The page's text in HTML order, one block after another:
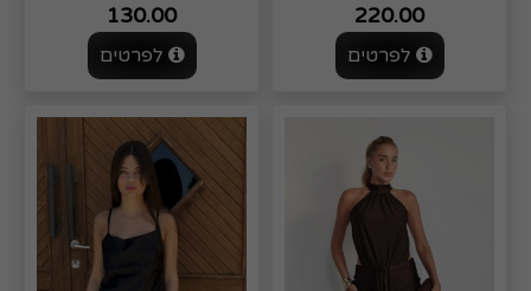
220.00
לפרטים
130.00
לפרטים